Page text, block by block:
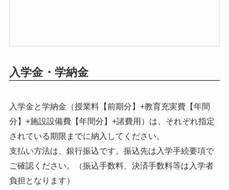
入学金・学納金
入学金と学納金（授業料【前期分】+教育充実費【年間
分】+施設設備費【年間分】+諸費用）は、それぞれ指定
されている期限までに納入してください。
支払い方法は、銀行振込です。振込先は入学手続要項で
ご確認ください。（振込手数料、決済手数料等は入学者
負担となります）